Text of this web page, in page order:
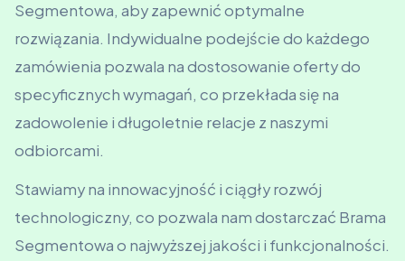
Segmentowa, aby zapewnić optymalne
rozwiązania. Indywidualne podejście do każdego
zamówienia pozwala na dostosowanie oferty do
specyficznych wymagań, co przekłada się na
zadowolenie i długoletnie relacje z naszymi
odbiorcami.
Stawiamy na innowacyjność i ciągły rozwój
technologiczny, co pozwala nam dostarczać Brama
Segmentowa o najwyższej jakości i funkcjonalności.